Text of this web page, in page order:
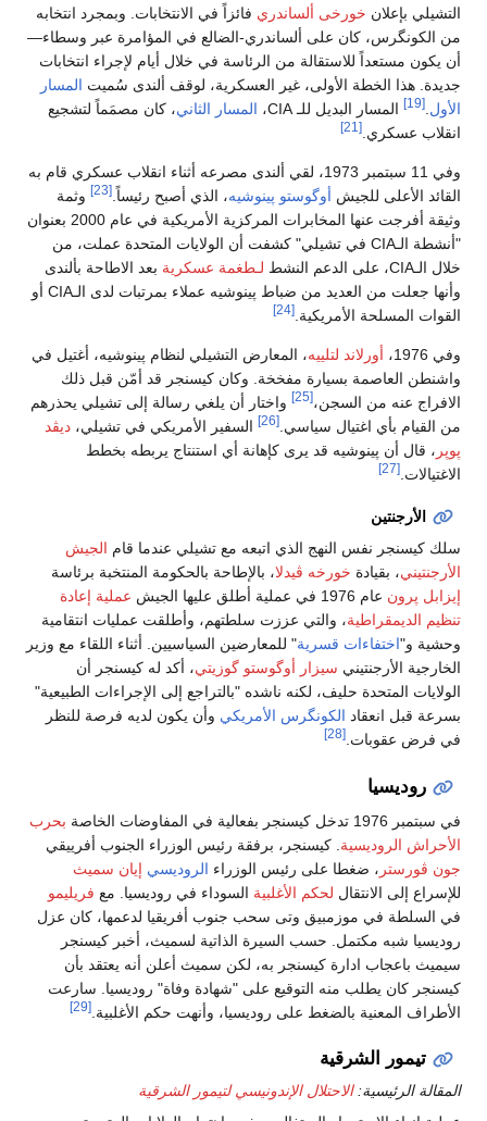
التشيلي بإعلان خورخى ألساندري فائزاً في الانتخابات. وبمجرد انتخابه
من الكونگرس، كان على ألساندري-الضالع في المؤامرة عبر وسطاء—
أن يكون مستعداً للاستقالة من الرئاسة في خلال أيام لإجراء انتخابات
جديدة. هذا الخطة الأولى، غير العسكرية، لوقف ألندى سُميت المسار
الأول [19] المسار البديل للـ CIA، المسار الثاني، كان مصمَماً لتشجيع
انقلاب عسكري. [21]
وفي 11 سبتمبر 1973، لقي ألندى مصرعه أثناء انقلاب عسكري قام به
القائد الأعلى للجيش أوگوستو پينوشيه، الذي أصبح رئيساً. [23]
وثمة
وثيقة أفرجت عنها المخابرات المركزية الأمريكية في عام 2000 بعنوان
"أنشطة الـCIA في تشيلي" كشفت أن الولايات المتحدة عملت، من
خلال الـCIA، على الدعم النشط
لـطغمة عسكرية بعد الاطاحة بألندى
وأنها جعلت من العديد من ضباط پينوشيه عملاء بمرتبات لدى الـCIA أو
القوات المسلحة الأمريكية. [24]
وفي 1976، أورلاند لتلييه، المعارض التشيلي لنظام پينوشيه، أغتيل في
واشنطن العاصمة بسيارة مفخخة. وكان كيسنجر قد أمّن قبل ذلك
الافراج عنه من السجن،[25]
واختار أن يلغي رسالة إلى تشيلي يحذرهم
من القيام بأي اغتيال سياسي. [26] السفير الأمريكي في تشيلي، ديڤد
پوپر ، قال أن پينوشيه قد يرى كإهانة أي استنتاج يربطه بخطط
الاغتيالات. [27]
الأرجنتين
سلك كيسنجر نفس النهج الذي اتبعه مع تشيلي عندما قام الجيش
الأرجنتيني، بقيادة خورخه ڤيدلا، بالإطاحة بالحكومة المنتخبة برئاسة
إيزابل پرون عام 1976 في عملية أطلق عليها الجيش
عملية إعادة
تنظيم الديمقراطية، والتي عززت سلطتهم، وأطلقت عمليات انتقامية
وحشية و"اختفاءات قسرية" للمعارضين السياسيين. أثناء اللقاء مع وزير
الخارجية الأرجنتيني سيزار أوگوستو گوزيتي، أكد له كيسنجر أن
الولايات المتحدة حليف، لكنه ناشده "بالتراجع إلى الإجراءات الطبيعية"
بسرعة قبل انعقاد الكونگرس الأمريكي وأن يكون لديه فرصة للنظر
في فرض عقوبات.[28]
روديسيا
في سبتمبر 1976 تدخل كيسنجر بفعالية في المفاوضات الخاصة
بحرب
الأحراش الروديسية . كيسنجر، برفقة رئيس الوزراء الجنوب أفرييقي
جون ڤورستر ، ضغطا على رئيس الوزراء الروديسي إيان سميث
للإسراع إلى الانتقال لحكم الأغلبية السوداء في روديسيا. مع فريليمو
في السلطة في موزمبيق وتى سحب جنوب أفريقيا لدعمها، كان عزل
روديسيا شبه مكتمل. حسب السيرة الذاتية لسميث، أخبر كيسنجر
سيميث باعجاب ادارة كيسنجر به، لكن سميث أعلن أنه يعتقد بأن
كيسنجر كان يطلب منه التوقيع على "شهادة وفاة" روديسيا. سارعت
الأطراف المعنية بالضغط على روديسيا، وأنهت حكم الأغلبية. [29]
تيمور الشرقية
المقالة الرئيسية:الاحتلال الإندونيسي لتيمور الشرقية